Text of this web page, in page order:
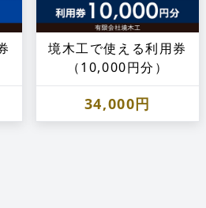
境木工で使える利用券
（10,000円分）
34,000円